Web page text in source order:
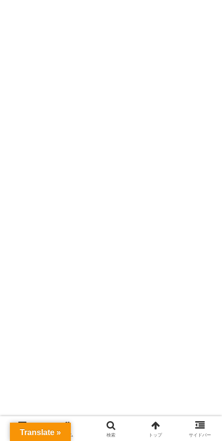
メニュー ホーム 検索 トップ サイドバー
Translate »